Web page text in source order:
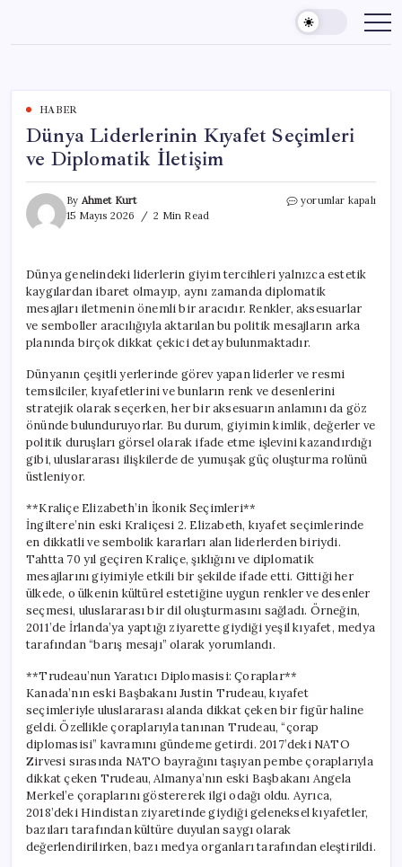
content
HABER
Dünya Liderlerinin Kıyafet Seçimleri
ve Diplomatik İletişim
By Ahmet Kurt
15 Mayıs 2026
2 Min Read
Dünya
Diplomatik
İletişim
için
yorumlar kapalı
Dünya genelindeki liderlerin giyim tercihleri yalnızca estetik
kaygılardan ibaret olmayıp, aynı zamanda diplomatik
mesajları iletmenin önemli bir aracıdır. Renkler, aksesuarlar
ve semboller aracılığıyla aktarılan bu politik mesajların arka
planında birçok dikkat çekici detay bulunmaktadır.
Dünyanın çeşitli yerlerinde görev yapan liderler ve resmi
temsilciler, kıyafetlerini ve bunların renk ve desenlerini
stratejik olarak seçerken, her bir aksesuarın anlamını da göz
önünde bulunduruyorlar. Bu durum, giyimin kimlik, değerler ve
politik duruşları görsel olarak ifade etme işlevini kazandırdığı
gibi, uluslararası ilişkilerde de yumuşak güç oluşturma rolünü
üstleniyor.
**Kraliçe Elizabeth’in İkonik Seçimleri**
İngiltere’nin eski Kraliçesi 2. Elizabeth, kıyafet seçimlerinde
en dikkatli ve sembolik kararları alan liderlerden biriydi.
Tahtta 70 yıl geçiren Kraliçe, şıklığını ve diplomatik
mesajlarını giyimiyle etkili bir şekilde ifade etti. Gittiği her
ülkede, o ülkenin kültürel estetiğine uygun renkler ve desenler
seçmesi, uluslararası bir dil oluşturmasını sağladı. Örneğin,
2011’de İrlanda’ya yaptığı ziyarette giydiği yeşil kıyafet, medya
tarafından “barış mesajı” olarak yorumlandı.
**Trudeau’nun Yaratıcı Diplomasisi: Çoraplar**
Kanada’nın eski Başbakanı Justin Trudeau, kıyafet
seçimleriyle uluslararası alanda dikkat çeken bir figür haline
geldi. Özellikle çoraplarıyla tanınan Trudeau, “çorap
diplomasisi” kavramını gündeme getirdi. 2017’deki NATO
Zirvesi sırasında NATO bayrağını taşıyan pembe çoraplarıyla
dikkat çeken Trudeau, Almanya’nın eski Başbakanı Angela
Merkel’e çoraplarını göstererek ilgi odağı oldu. Ayrıca,
2018’deki Hindistan ziyaretinde giydiği geleneksel kıyafetler,
bazıları tarafından kültüre duyulan saygı olarak
değerlendirilirken, bazı medya organları tarafından eleştirildi.